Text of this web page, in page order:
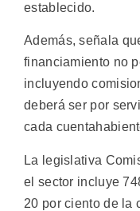
establecido.
Además, señala
financiamiento no
incluyendo
deberá ser por
cada
La legislativa
el sector incluye
20 por ciento de la